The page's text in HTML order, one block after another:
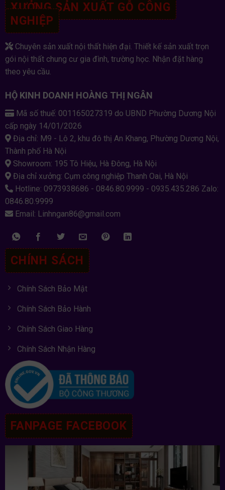
XƯỞNG SẢN XUẤT GỖ CÔNG
NGHIỆP
Chuyên sản xuất nội thất hiện đại. Thiết kế sản xuất trọn
gói nội thất chung cư gia đình, trường học. Nhận đặt hàng
theo yêu cầu.
HỘ KINH DOANH HOÀNG THỊ NGÂN
Mã số thuế: 001165027319 do UBND Phường Dương Nội
cấp ngày 14/01/2026
Địa chỉ: M9 - Lô 2, khu đô thị An Khang, Phường Dương Nội,
Thành phố Hà Nội
Showroom: 195 Tô Hiệu, Hà Đông, Hà Nội
Địa chỉ xưởng: Cụm công nghiệp Thanh Oai, Hà Nội
Hotline: 0973938686 - 0846.80.9999 - 0935.435.286 Zalo:
0846.80.9999
Email: Linhngan86@gmail.com
CHÍNH SÁCH
Chính Sách Bảo Mật
Chính Sách Bảo Hành
Chính Sách Giao Hàng
Chính Sách Nhận Hàng
FANPAGE FACEBOOK